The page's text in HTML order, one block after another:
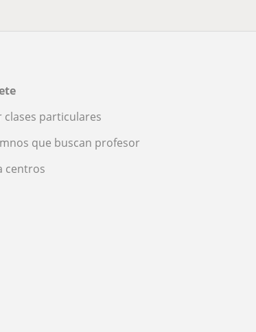
clases particulares
que buscan profesor
centros